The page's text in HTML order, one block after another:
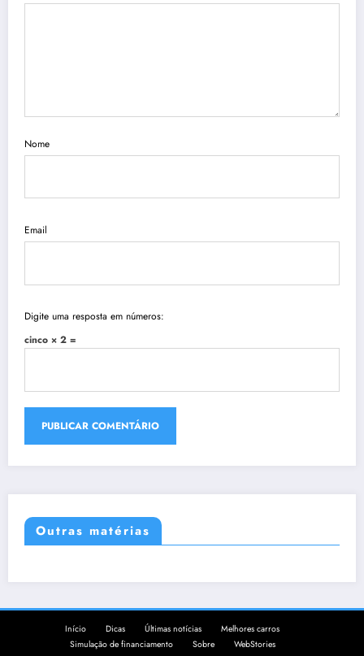
Nome
Email
Digite uma resposta em números:
cinco × 2 =
Outras matérias
Início Dicas Últimas notícias
Melhores carros
Simulação de financiamento
Sobre WebStories